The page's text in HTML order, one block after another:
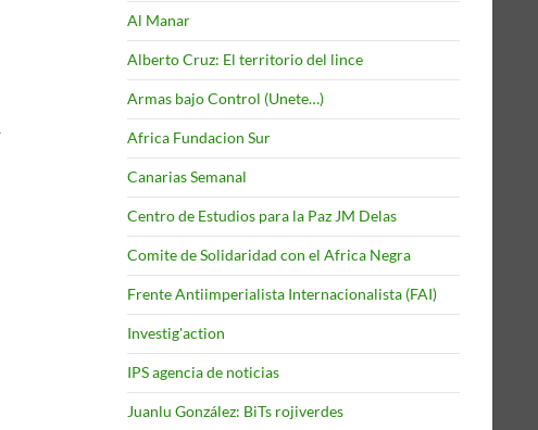
Al Manar
Alberto Cruz: El territorio del lince
Armas bajo Control (Unete…)
Africa Fundacion Sur
Canarias Semanal
Centro de Estudios para la Paz JM Delas
Comite de Solidaridad con el Africa Negra
Frente Antiimperialista Internacionalista (FAI)
Investig'action
IPS agencia de noticias
Juanlu González: BiTs rojiverdes